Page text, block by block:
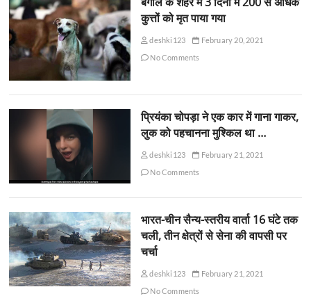
कुत्तों को मृत पाया गया
deshki123
February 20, 2021
No Comments
प्रियंका चोपड़ा ने एक कार में गाना गाकर,
लुक को पहचानना मुश्किल था …
deshki123
February 21, 2021
No Comments
भारत-चीन सैन्य-स्तरीय वार्ता 16 घंटे तक
चली, तीन क्षेत्रों से सेना की वापसी पर
चर्चा
deshki123
February 21, 2021
No Comments